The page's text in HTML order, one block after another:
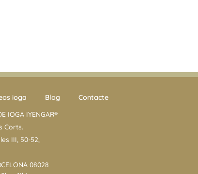
ioga Blog
Contacte
IOGA IYENGAR®
Corts.
III, 50-52,
08028